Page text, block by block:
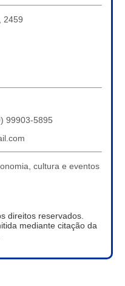
2459
99903-5895
cultura e eventos
direitos reservados.
mediante citação da